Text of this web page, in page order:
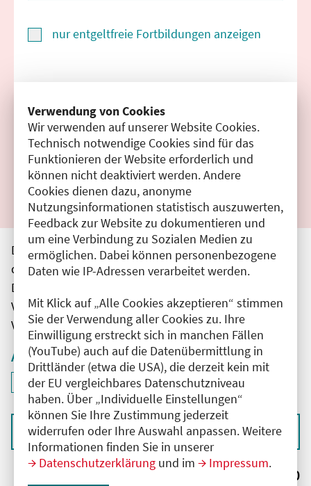
Verwendung von Cookies
Wir verwenden auf unserer Website Cookies.
Technisch notwendige Cookies sind für das
Funktionieren der Website erforderlich und
können nicht deaktiviert werden. Andere
Cookies dienen dazu, anonyme
Nutzungsinformationen statistisch auszuwerten,
Feedback zur Website zu dokumentieren und
um eine Verbindung zu Sozialen Medien zu
ermöglichen. Dabei können personenbezogene
Daten wie IP-Adressen verarbeitet werden.
Mit Klick auf „Alle Cookies akzeptieren“ stimmen
Sie der Verwendung aller Cookies zu. Ihre
Einwilligung erstreckt sich in manchen Fällen
(YouTube) auch auf die Datenübermittlung in
Drittländer (etwa die USA), die derzeit kein mit
der EU vergleichbares Datenschutzniveau
haben. Über „Individuelle Einstellungen“
können Sie Ihre Zustimmung jederzeit
widerrufen oder Ihre Auswahl anpassen. Weitere
Informationen finden Sie in unserer
Datenschutzerklärung und im Impressum.
nur entgeltfreie Fortbildungen anzeigen
Filter zurücksetzen
Ergebnisse drucken
Die hier aufgeführten Veranstaltungen entsprechen
den unmittelbar vom Veranstalter getätigten Angaben.
Die Ärztekammer Berlin übernimmt keine
Verantwortung für den Inhalt, die Haftung obliegt dem
Veranstalter.
Aktive Filter
Filter
ID: ANT-2502690
deaktivieren und Suchergebnisse neu laden
Sortieren nach
Ergebnisse: 0